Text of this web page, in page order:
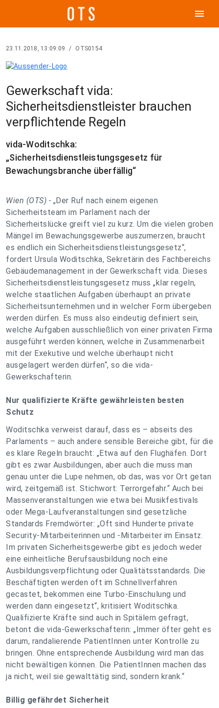
menu
23.11.2018, 13:09:09 / OTS0154
Gewerkschaft vida:
Sicherheitsdienstleister brauchen
verpflichtende Regeln
vida-Woditschka:
„Sicherheitsdienstleistungsgesetz für
Bewachungsbranche überfällig“
Wien (OTS) - „Der Ruf nach einem eigenen
Sicherheitsteam im Parlament nach der
Sicherheitslücke greift viel zu kurz. Um die vielen groben
Mängel im Bewachungsgewerbe auszumerzen, braucht
es endlich ein Sicherheitsdienstleistungsgesetz“,
fordert Ursula Woditschka, Sekretärin des Fachbereichs
Gebäudemanagement in der Gewerkschaft vida. Dieses
Sicherheitsdienstleistungsgesetz muss „klar regeln,
welche staatlichen Aufgaben überhaupt an private
Sicherheitsunternehmen und in welcher Form übergeben
werden dürfen. Es muss also eindeutig definiert sein,
welche Aufgaben ausschließlich von einer privaten Firma
ausgeführt werden können, welche in Zusammenarbeit
mit der Exekutive und welche überhaupt nicht
ausgelagert werden dürfen“, so die vida-
Gewerkschafterin.
Nur qualifizierte Kräfte gewährleisten besten
Schutz
Woditschka verweist darauf, dass es – abseits des
Parlaments – auch andere sensible Bereiche gibt, für die
es klare Regeln braucht: „Etwa auf den Flughäfen. Dort
gibt es zwar Ausbildungen, aber auch die muss man
genau unter die Lupe nehmen, ob das, was vor Ort getan
wird, zeitgemäß ist. Stichwort: Terrorgefahr.“ Auch bei
Massenveranstaltungen wie etwa bei Musikfestivals
oder Mega-Laufveranstaltungen sind gesetzliche
Standards Fremdwörter: „Oft sind Hunderte private
Security-Mitarbeiterinnen und -Mitarbeiter im Einsatz.
Im privaten Sicherheitsgewerbe gibt es jedoch weder
eine einheitliche Berufsausbildung noch eine
Ausbildungsverpflichtung oder Qualitätsstandards. Die
Beschäftigten werden oft im Schnellverfahren
gecastet, bekommen eine Turbo-Einschulung und
werden dann eingesetzt“, kritisiert Woditschka.
Qualifizierte Kräfte sind auch in Spitälern gefragt,
betont die vida-Gewerkschafterin: „Immer öfter geht es
darum, randalierende PatientInnen unter Kontrolle zu
bringen. Ohne entsprechende Ausbildung wird man das
nicht bewältigen können. Die PatientInnen machen das
ja nicht, weil sie gewalttätig sind, sondern krank.“
Billig gefährdet Sicherheit